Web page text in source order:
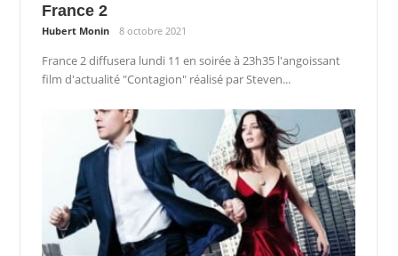
France 2
Hubert Monin 8 octobre 2021
France 2 diffusera lundi 11 en soirée à 23h35 l'angoissant
film d'actualité "Contagion" réalisé par Steven...